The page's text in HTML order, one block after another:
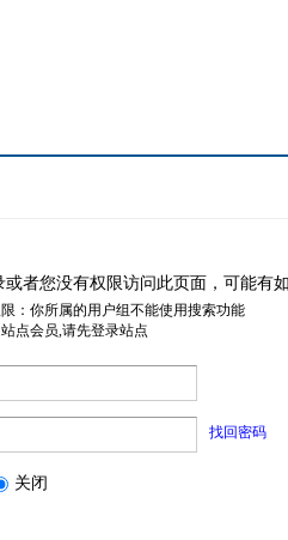
或者您没有权限访问此页面，可能有
：你所属的用户组不能使用搜索功能
点会员,请先登录站点
找回密码
关闭